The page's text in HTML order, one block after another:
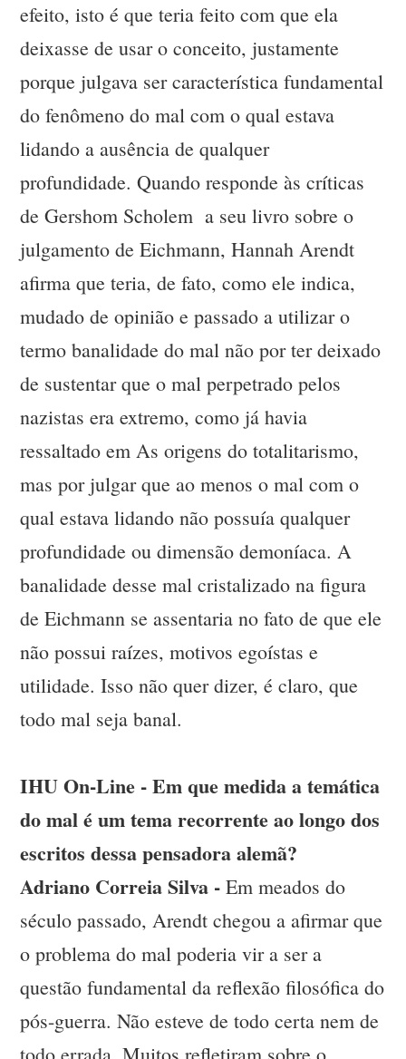
efeito, isto é que teria feito com que ela
deixasse de usar o conceito, justamente
porque julgava ser característica fundamental
do fenômeno do mal com o qual estava
lidando a ausência de qualquer
profundidade. Quando responde às críticas
de Gershom Scholem a seu livro sobre o
julgamento de Eichmann, Hannah Arendt
afirma que teria, de fato, como ele indica,
mudado de opinião e passado a utilizar o
termo banalidade do mal não por ter deixado
de sustentar que o mal perpetrado pelos
nazistas era extremo, como já havia
ressaltado em As origens do totalitarismo,
mas por julgar que ao menos o mal com o
qual estava lidando não possuía qualquer
profundidade ou dimensão demoníaca. A
banalidade desse mal cristalizado na figura
de Eichmann se assentaria no fato de que ele
não possui raízes, motivos egoístas e
utilidade. Isso não quer dizer, é claro, que
todo mal seja banal.
IHU On-Line - Em que medida a temática
do mal é um tema recorrente ao longo dos
escritos dessa pensadora alemã?
Adriano Correia Silva - Em meados do
século passado, Arendt chegou a afirmar que
o problema do mal poderia vir a ser a
questão fundamental da reflexão filosófica do
pós-guerra. Não esteve de todo certa nem de